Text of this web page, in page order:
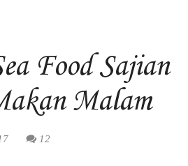
Food Sajian
Malam
12